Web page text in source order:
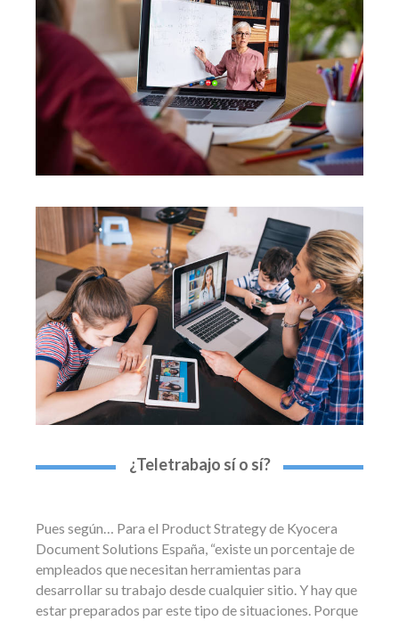
¿Teletrabajo sí o sí?
Pues según… Para el Product Strategy de Kyocera
Document Solutions España, “existe un porcentaje de
empleados que necesitan herramientas para
desarrollar su trabajo desde cualquier sitio. Y hay que
estar preparados par este tipo de situaciones. Porque